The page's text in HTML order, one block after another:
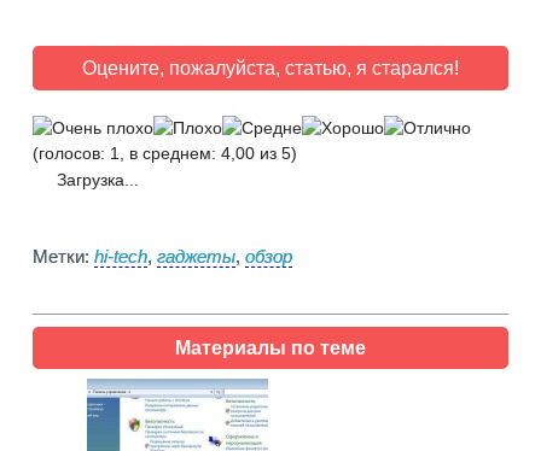
Оцените, пожалуйста, статью, я старался!
(голосов: 1, в среднем: 4,00 из 5)
Загрузка...
Метки: hi-tech, гаджеты, обзор
Материалы по теме